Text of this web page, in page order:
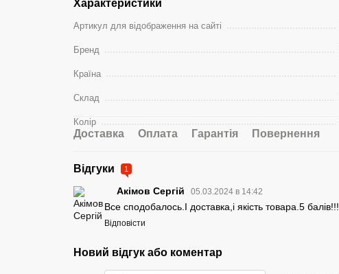
Характеристики
Артикул для відображення на сайті
Бренд
Країна
Склад
Колір
Доставка Оплата Гарантія Повернення
Відгуки 1
Акімов Сергій 05.03.2024 в 14:42
Все сподобалось.І доставка,і якість товара.5 балів!!!
Відповісти
Новий відгук або коментар